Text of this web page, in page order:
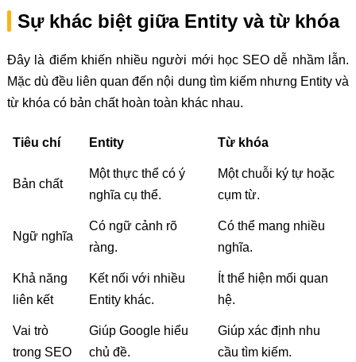
Sự khác biệt giữa Entity và từ khóa
Đây là điểm khiến nhiều người mới học SEO dễ nhầm lẫn.
Mặc dù đều liên quan đến nội dung tìm kiếm nhưng Entity và
từ khóa có bản chất hoàn toàn khác nhau.
Tiêu chí Entity Từ khóa
Bản chất
Một thực thể có ý
nghĩa cụ thể.
Một chuỗi ký tự hoặc
cụm từ.
Ngữ nghĩa
Có ngữ cảnh rõ
ràng.
Có thể mang nhiều
nghĩa.
Khả năng
liên kết
Kết nối với nhiều
Entity khác.
Ít thể hiện mối quan
hệ.
Vai trò
trong SEO
Giúp Google hiểu
chủ đề.
Giúp xác định nhu
cầu tìm kiếm.